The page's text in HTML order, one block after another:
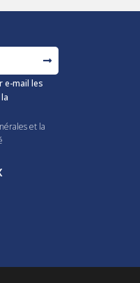
e-mail les
et la